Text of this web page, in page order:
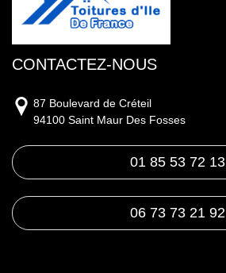
CONTACTEZ-NOUS
87 Boulevard de Créteil
94100 Saint Maur Des Fosses
01 85 53 72 13
06 73 73 21 92